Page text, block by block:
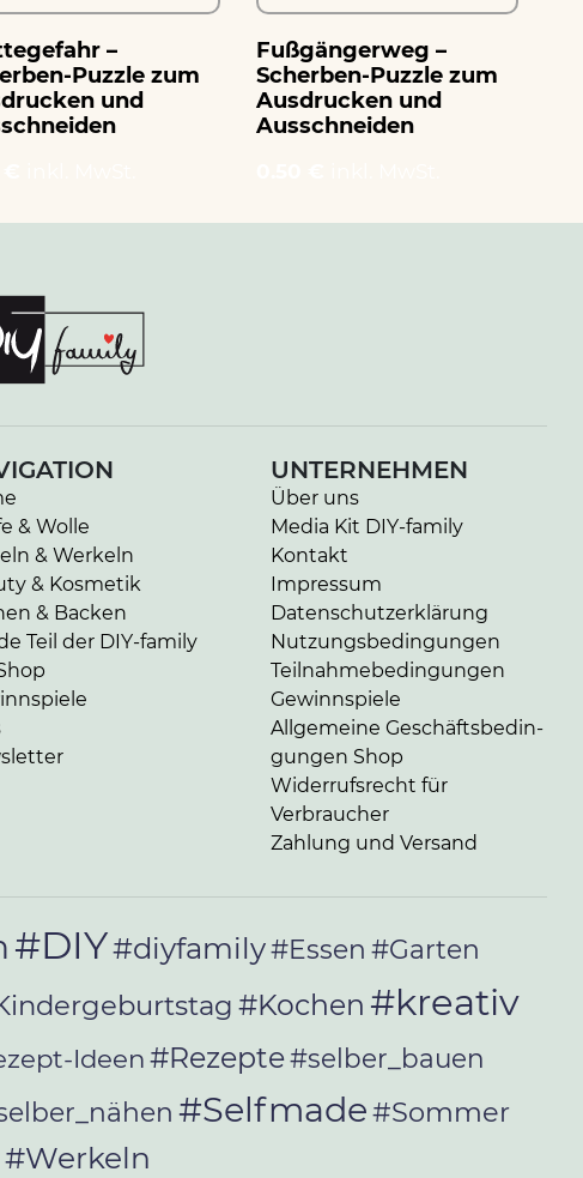
–
Puzzle zum
und
Fußgängerweg –
Scherben-Puzzle zum
Ausdrucken und
Ausschneiden
& Wolle
& Werkeln
& Kosmetik
& Backen
Teil der DIY-family
UNTERNEHMEN
Über uns
Media Kit DIY-family
Kontakt
Impressum
Da­ten­schutz­er­klä­rung
Nut­zungs­be­din­gun­gen
Teil­nah­me­be­din­gun­gen
Gewinnspiele
Allgemeine Ge­schäfts­be­din­
gun­gen Shop
Widerrufsrecht für
Verbraucher
Zahlung und Versand
#DIY#diyfamily#Essen #Garten
#Kochen #kreativ
Ideen #Rezepte#selber_bauen
#Selfmade#Sommer
#Werkeln